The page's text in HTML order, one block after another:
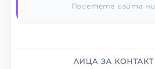
Посетете сайта ни
ЛИЦА ЗА КОНТАКТ